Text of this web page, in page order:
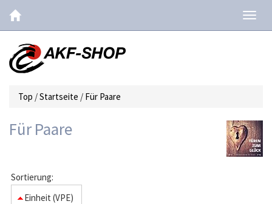
ein-/
Top /Startseite / Für Paare
Für Paare
Sortierung:
Einheit (VPE)